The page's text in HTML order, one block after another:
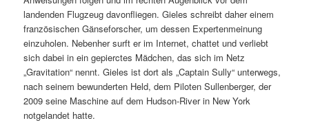
landenden Flugzeug davonfliegen. Gieles schreibt daher einem
französischen Gänseforscher, um dessen Expertenmeinung
einzuholen. Nebenher surft er im Internet, chattet und verliebt
sich dabei in ein gepierctes Mädchen, das sich im Netz
„Gravitation“ nennt. Gieles ist dort als „Captain Sully“ unterwegs,
nach seinem bewunderten Held, dem Piloten Sullenberger, der
2009 seine Maschine auf dem Hudson-River in New York
notgelandet hatte.